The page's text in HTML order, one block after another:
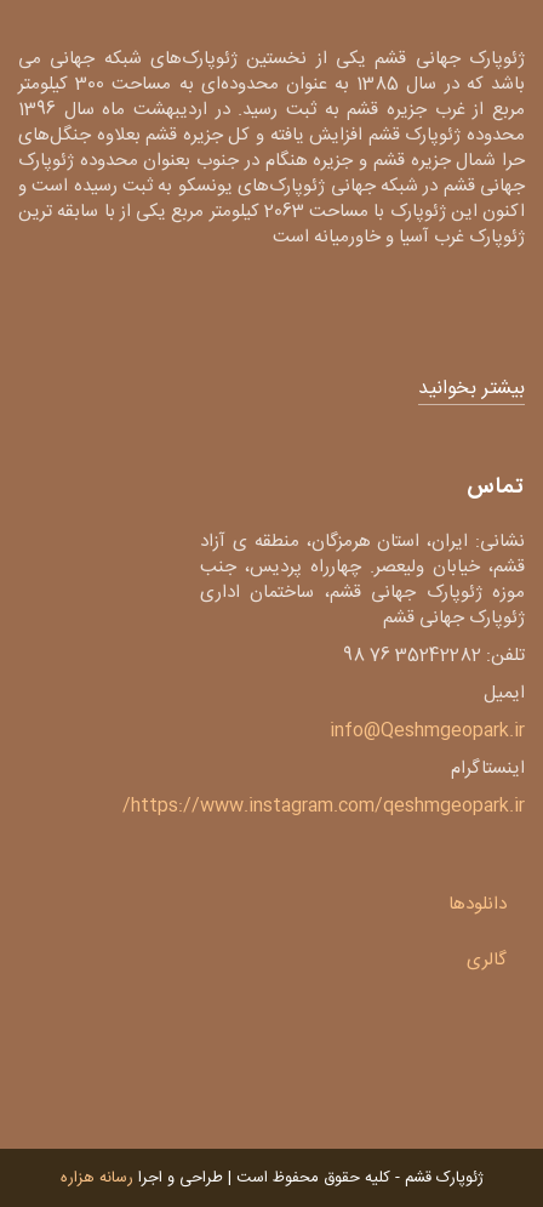
ژئوپارک جهانی قشم یکی از نخستین ژئوپارک‌های شبکه جهانی می
باشد که در سال 1385 به عنوان محدوده‌ای به مساحت 300 کیلومتر
مربع از غرب جزیره قشم به ثبت رسید. در اردیبهشت ماه سال 1396
محدوده ژئوپارک قشم افزایش یافته و کل جزیره قشم بعلاوه جنگل‌های
حرا شمال جزیره قشم و جزیره هنگام در جنوب بعنوان محدوده ژئوپارک
جهانی قشم در شبکه جهانی ژئوپارک‌های یونسکو به ثبت رسیده است و
اکنون این ژئوپارک با مساحت 2063 کیلومتر مربع یکی از با سابقه ترین
ژئوپارک غرب آسیا و خاورمیانه است
بیشتر بخوانید
تماس
نشانی: ایران، استان هرمزگان، منطقه ی آزاد
قشم، خیابان ولیعصر. چهارراه پردیس، جنب
موزه ژئوپارک جهانی قشم، ساختمان اداری
ژئوپارک جهانی قشم
تلفن: 35242282 76 98
ایمیل
info@Qeshmgeopark.ir
اینستاگرام
https://www.instagram.com/qeshmgeopark.ir/
دانلودها
گالری
ژئوپارک قشم - کلیه حقوق محفوظ است | طراحی و اجرا رسانه هزاره